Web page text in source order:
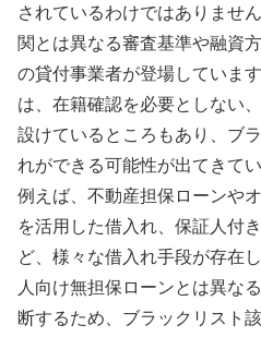
されているわけではありませ
関とは異なる審査基準や融資
の貸付事業者が登場していま
は、在籍確認を必要としない
設けているところもあり、ブ
れができる可能性が出てきてい
例えば、不動産担保ローンや
を活用した借入れ、保証人付
ど、様々な借入れ手段が存在
人向け無担保ローンとは異な
断するため、ブラックリスト